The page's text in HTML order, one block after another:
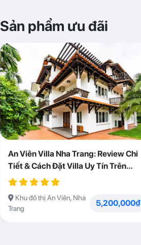
Sản phẩm ưu đãi
An Viên Villa Nha Trang: Review Chi
Tiết & Cách Đặt Villa Uy Tín Trên
Abogo
Khu đô thị An Viên, Nha
Trang
5,200,000₫